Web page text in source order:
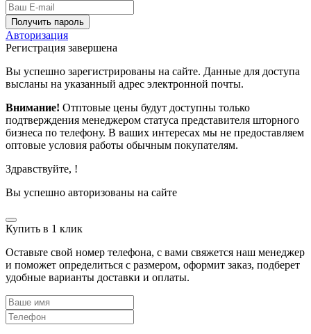
Получить пароль
Авторизация
Регистрация завершена
Вы успешно зарегистрированы на сайте. Данные для доступа
высланы на указанный адрес электронной почты.
Внимание! Отптовые цены будут доступны только
подтверждения менеджером статуса представителя шторного
бизнеса по телефону. В ваших интересах мы не предоставляем
оптовые условия работы обычным покупателям.
Здравствуйте, !
Вы успешно авторизованы на сайте
Купить в 1 клик
Оставьте свой номер телефона, с вами свяжется наш менеджер
и поможет определиться с размером, оформит заказ, подберет
удобные варианты доставки и оплаты.